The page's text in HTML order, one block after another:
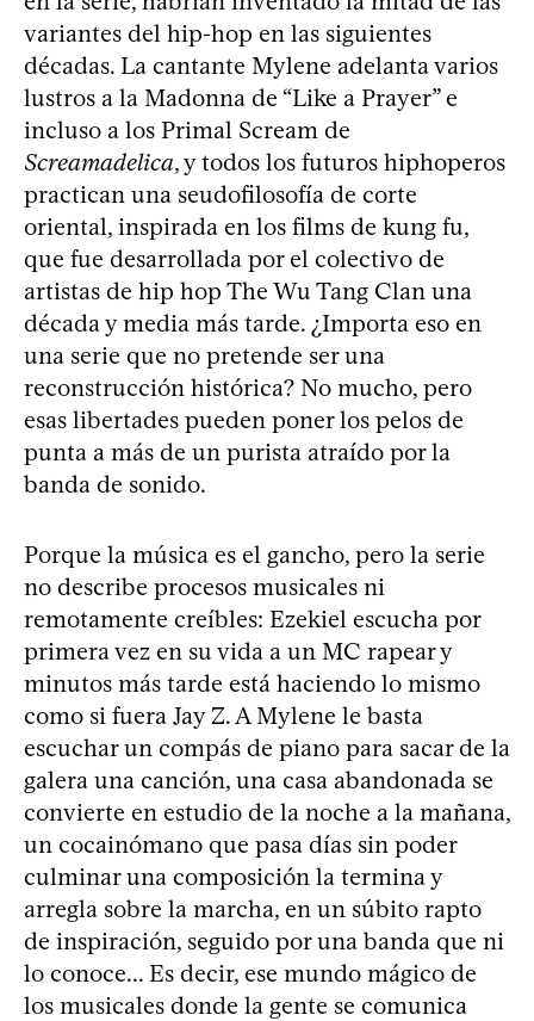
variantes del hip-hop en las siguientes
décadas. La cantante Mylene adelanta varios
lustros a la Madonna de “Like a Prayer” e
incluso a los Primal Scream de
Screamadelica, y todos los futuros hiphoperos
practican una seudofilosofía de corte
oriental, inspirada en los films de kung fu,
que fue desarrollada por el colectivo de
artistas de hip hop The Wu Tang Clan una
década y media más tarde. ¿Importa eso en
una serie que no pretende ser una
reconstrucción histórica? No mucho, pero
esas libertades pueden poner los pelos de
punta a más de un purista atraído por la
banda de sonido.
Porque la música es el gancho, pero la serie
no describe procesos musicales ni
remotamente creíbles: Ezekiel escucha por
primera vez en su vida a un MC rapear y
minutos más tarde está haciendo lo mismo
como si fuera Jay Z. A Mylene le basta
escuchar un compás de piano para sacar de la
galera una canción, una casa abandonada se
convierte en estudio de la noche a la mañana,
un cocainómano que pasa días sin poder
culminar una composición la termina y
arregla sobre la marcha, en un súbito rapto
de inspiración, seguido por una banda que ni
lo conoce... Es decir, ese mundo mágico de
los musicales donde la gente se comunica